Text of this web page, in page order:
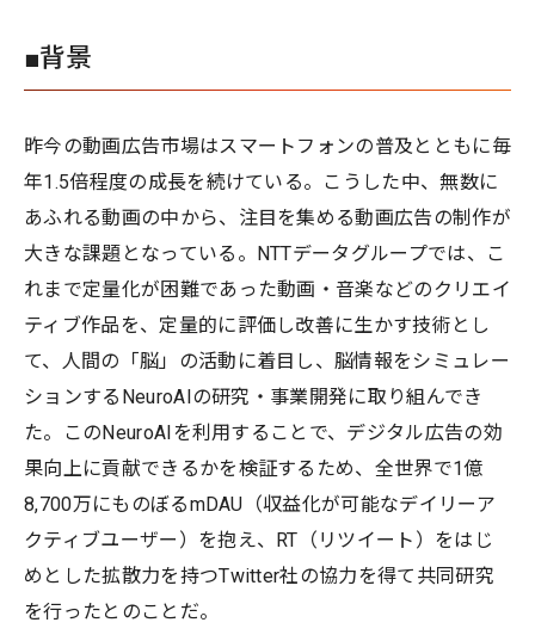
■背景
昨今の動画広告市場はスマートフォンの普及とともに毎
年1.5倍程度の成長を続けている。こうした中、無数に
あふれる動画の中から、注目を集める動画広告の制作が
大きな課題となっている。NTTデータグループでは、こ
れまで定量化が困難であった動画・音楽などのクリエイ
ティブ作品を、定量的に評価し改善に生かす技術とし
て、人間の「脳」の活動に着目し、脳情報をシミュレー
ションするNeuroAIの研究・事業開発に取り組んでき
た。このNeuroAIを利用することで、デジタル広告の効
果向上に貢献できるかを検証するため、全世界で1億
8,700万にものぼるmDAU（収益化が可能なデイリーア
クティブユーザー）を抱え、RT（リツイート）をはじ
めとした拡散力を持つTwitter社の協力を得て共同研究
を行ったとのことだ。